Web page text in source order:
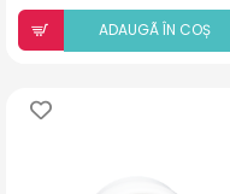
ADAUGÃ ÎN COȘ